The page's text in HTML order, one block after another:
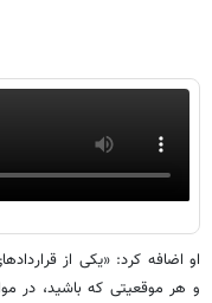
او اضافه کرد: «یکی از
و هر موقعیتی که باشید، در